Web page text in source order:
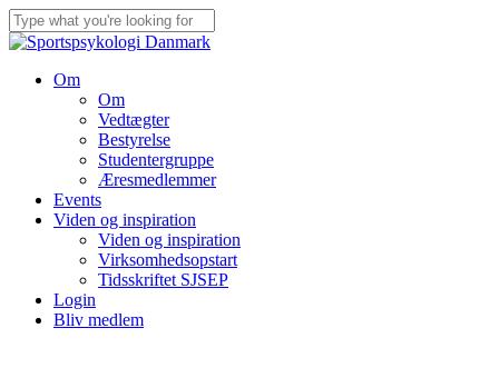
Skip
to
main
content
Close
Menu
Om
Om
Vedtægter
Bestyrelse
Studentergruppe
Æresmedlemmer
Events
Viden og inspiration
Viden og inspiration
Virksomhedsopstart
Tidsskriftet SJSEP
Login
Bliv medlem